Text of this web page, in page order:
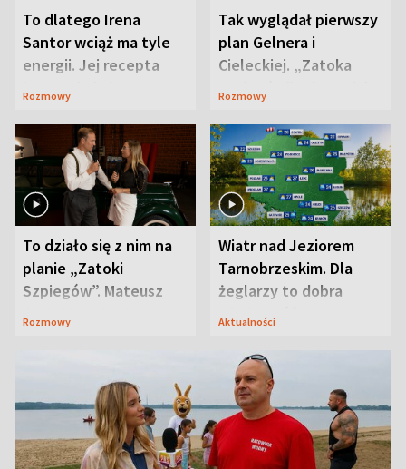
To dlatego Irena
Santor wciąż ma tyle
energii. Jej recepta
jest zaskakująco
Rozmowy
Tak wyglądał pierwszy
plan Gelnera i
Cieleckiej. „Zatoka
szpiegów” od razu ich
Rozmowy
To działo się z nim na
planie „Zatoki
Szpiegów”. Mateusz
Janicki odsłonił
Rozmowy
Wiatr nad Jeziorem
Tarnobrzeskim. Dla
żeglarzy to dobra
wiadomość
Aktualności